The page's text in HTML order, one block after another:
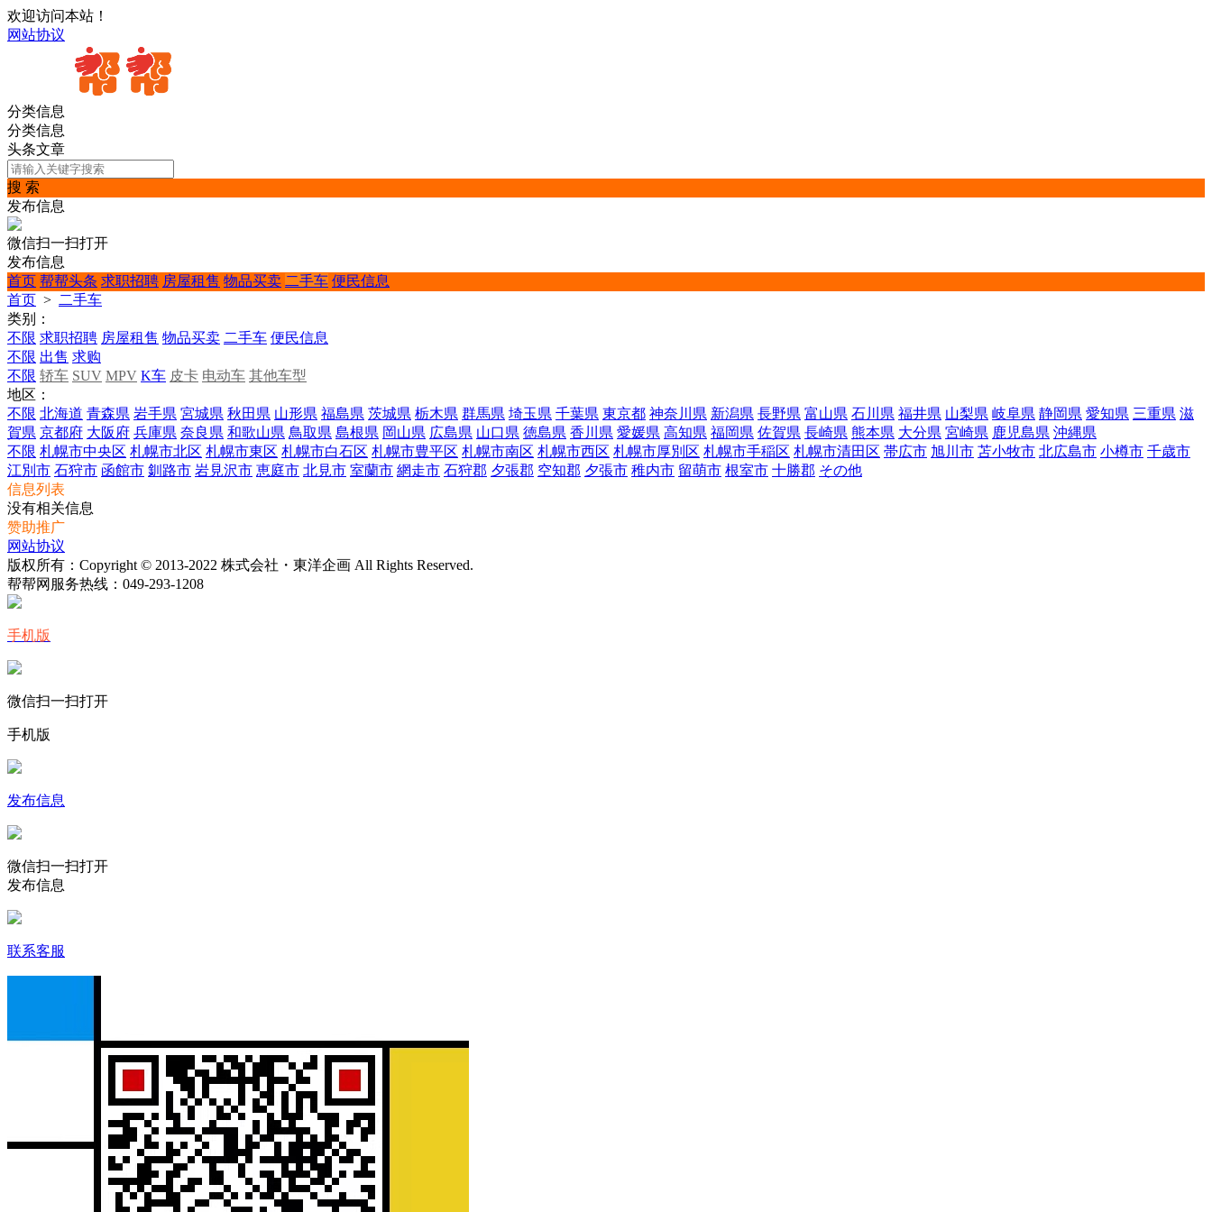
欢迎访问本站！
网站协议
分类信息
分类信息
头条文章
搜 索
发布信息
微信扫一扫打开
发布信息
首页 帮帮头条 求职招聘 房屋租售 物品买卖 二手车 便民信息
首页 > 二手车
类别：
不限 求职招聘 房屋租售 物品买卖 二手车 便民信息
不限 出售 求购
不限 轿车 SUV MPV K车 皮卡 电动车 其他车型
地区：
不限 北海道 青森県 岩手県 宮城県 秋田県 山形県 福島県 茨城県 栃木県 群馬県 埼玉県 千葉県 東京都 神奈川県 新潟県 長野県 富山県 石川県 福井県 山梨県 岐阜県 静岡県 愛知県 三重県 滋
賀県 京都府 大阪府 兵庫県 奈良県 和歌山県 鳥取県 島根県 岡山県 広島県 山口県 徳島県 香川県 愛媛県 高知県 福岡県 佐賀県 長崎県 熊本県 大分県 宮崎県 鹿児島県 沖縄県
不限 札幌市中央区 札幌市北区 札幌市東区 札幌市白石区 札幌市豊平区 札幌市南区 札幌市西区 札幌市厚別区 札幌市手稲区 札幌市清田区 帯広市 旭川市 苫小牧市 北広島市 小樽市 千歳市
江別市 石狩市 函館市 釧路市 岩見沢市 恵庭市 北見市 室蘭市 網走市 石狩郡 夕張郡 空知郡 夕張市 稚内市 留萌市 根室市 十勝郡 その他
信息列表
没有相关信息
赞助推广
网站协议
版权所有：Copyright © 2013-2022 株式会社・東洋企画 All Rights Reserved.
帮帮网服务热线： 049-293-1208
手机版
微信扫一扫打开
手机版
发布信息
微信扫一扫打开
发布信息
联系客服